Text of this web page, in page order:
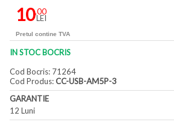
10,00
LEI
Pretul contine TVA
IN STOC BOCRIS
Cod Bocris: 71264
Cod Produs:CC-USB-AM5P-3
GARANTIE
12 Luni